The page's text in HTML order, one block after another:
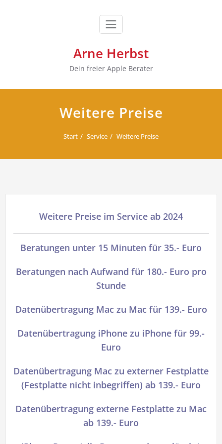
Arne Herbst
Dein freier Apple Berater
Weitere Preise
Start Service Weitere Preise
Weitere Preise im Service ab 2024
Beratungen unter 15 Minuten für 35.- Euro
Beratungen nach Aufwand für 180.- Euro pro
Stunde
Datenübertragung Mac zu Mac für 139.- Euro
Datenübertragung iPhone zu iPhone für 99.-
Euro
Datenübertragung Mac zu externer Festplatte
(Festplatte nicht inbegriffen) ab 139.- Euro
Datenübertragung externe Festplatte zu Mac
ab 139.- Euro